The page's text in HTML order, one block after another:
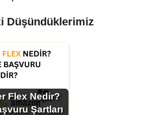
Düşündüklerimiz
Flex Nedir?
Şartları